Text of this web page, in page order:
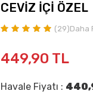
CEVİZ İÇİ ÖZEL
(29)Daha
449,90 TL
Havale Fiyatı :